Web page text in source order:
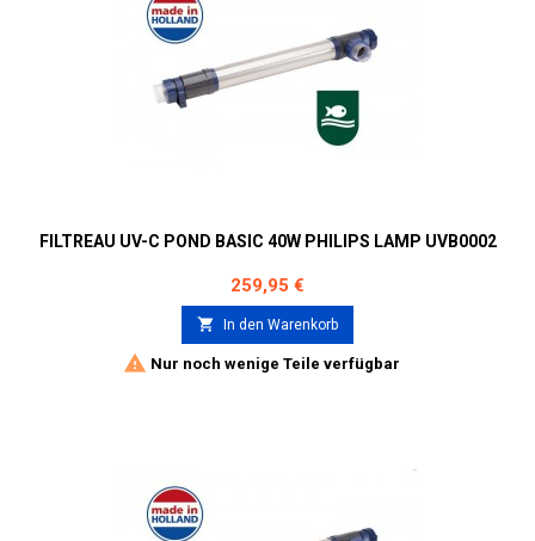
FILTREAU UV-C POND BASIC 40W PHILIPS LAMP UVB0002
Preis
259,95 €
 In den Warenkorb
 Nur noch wenige Teile verfügbar